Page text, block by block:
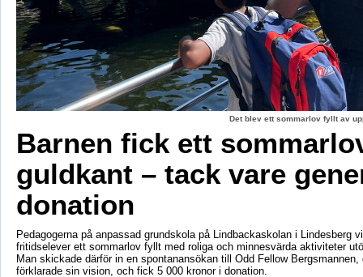
Det blev ett sommarlov fyllt av
Barnen fick ett
guldkant – tack vare
donation
Pedagogerna på anpassad grundskola på Lindbackaskolan i Lindesberg
fritidselever ett sommarlov fyllt med roliga och minnesvärda aktiviteter
Man skickade därför in en spontanansökan till Odd Fellow Bergsmannen,
förklarade sin vision, och fick 5 000 kronor i donation.